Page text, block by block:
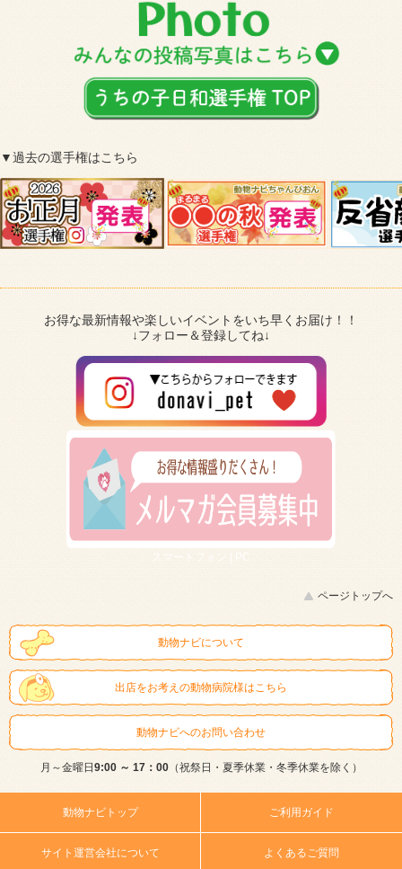
▼過去の選手権はこちら
お得な最新情報や楽しいイベントをいち早くお届け！！
↓フォロー＆登録してね↓
スマートフォン | PC
ページトップへ
動物ナビについて
出店をお考えの動物病院様はこちら
動物ナビへのお問い合わせ
月～金曜日9:00 ～ 17：00（祝祭日・夏季休業・冬季休業を除く）
動物ナビトップ ご利用ガイド
サイト運営会社について よくあるご質問